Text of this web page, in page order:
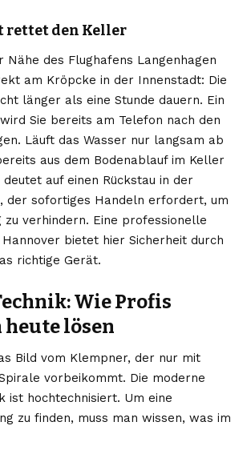
rettet den Keller
Nähe des Flughafens Langenhagen
am Kröpcke in der Innenstadt: Die
länger als eine Stunde dauern. Ein
Sie bereits am Telefon nach den
Läuft das Wasser nur langsam ab
aus dem Bodenablauf im Keller
auf einen Rückstau in der
der sofortiges Handeln erfordert, um
zu verhindern. Eine professionelle
Hannover bietet hier Sicherheit durch
richtige Gerät.
Wie Profis
heute lösen
Bild vom Klempner, der nur mit
vorbeikommt. Die moderne
ist hochtechnisiert. Um eine
zu finden, muss man wissen, was im